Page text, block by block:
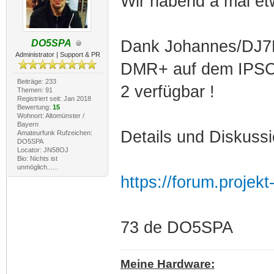
DO5SPA
Administrator | Support & PR
Beiträge: 233
Themen: 91
Registriert seit: Jan 2018
Bewertung: 15
Wohnort: Altomünster /
Bayern
Amateurfunk Rufzeichen:
DO5SPA
Locator: JN58OJ
Bio: Nichts ist
unmöglich......
Dank Johannes/
DMR+ auf dem
2 verfügbar !
Details und
https://
73 de DO5SPA
Meine Hardware: